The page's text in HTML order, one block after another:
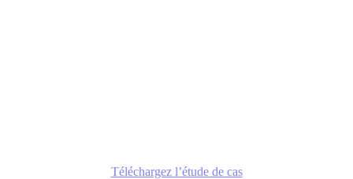
Téléchargez l’étude de cas